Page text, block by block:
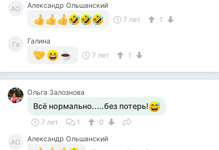
АО
Александр Ольшанский
7 лет
1
Га
Галина
7 лет
1
Ольга Залознова
Всё нормально.....без потерь!
7 лет 1 0
АО
Александр Ольшанский